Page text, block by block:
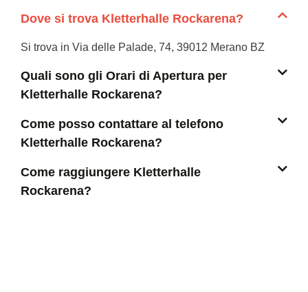
Dove si trova Kletterhalle Rockarena?
Si trova in Via delle Palade, 74, 39012 Merano BZ
Quali sono gli Orari di Apertura per
Kletterhalle Rockarena?
Come posso contattare al telefono
Kletterhalle Rockarena?
Come raggiungere Kletterhalle
Rockarena?